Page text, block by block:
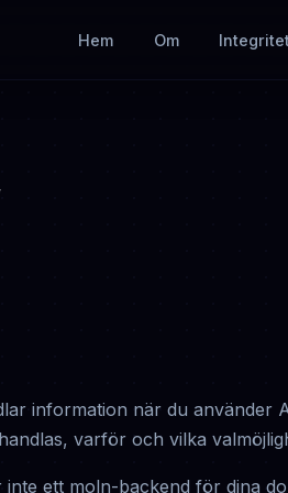
Hem Om
information när du använder
varför och vilka
ett moln-backend för dina